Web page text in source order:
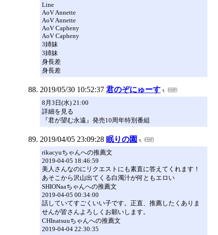
Line
AoV Annette
AoV Annette
AoV Capheny
AoV Capheny
3姉妹
3姉妹
身長差
身長差
2019/05/30 10:52:37 君のぞにゅーす
8月3日(水) 21:00
詳細を見る
『君が望む永遠』発売10周年特別番組
2019/04/05 23:09:28 眠りの園
rikacyuちゃんへの推薦文
2019-04-05 18:46:59
美人さんなのにリクエストにも素直に答えてくれます！
あそこから沢山出てくる白濁汁が何ともエロい
SHIONaaちゃんへの推薦文
2019-04-05 00:34:00
話していてすごくいい子です。正直、推薦したくありま
せんが皆さんよろしくお願いします。
CHInatsuuちゃんへの推薦文
2019-04-04 22:30:35